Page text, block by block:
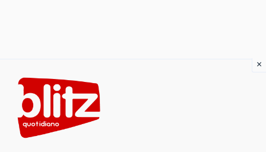
content
×